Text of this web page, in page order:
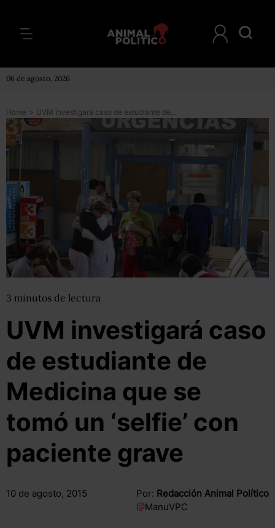
06 de agosto, 2026
Home > UVM investigará caso de estudiante de Medicina que se tomó un ‘selfie’ con paciente grave
3 minutos de lectura
UVM investigará caso
de estudiante de
Medicina que se
tomó un ‘selfie’ con
paciente grave
10 de agosto, 2015 Por: Redacción Animal Político
@ManuVPC